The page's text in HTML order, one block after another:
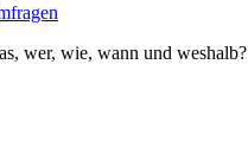
wer, wie, wann und weshalb?